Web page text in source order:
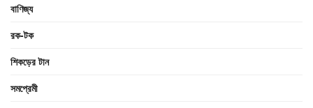
বাণিজ্য
রক-টক
শিকড়ের টান
সমপ্রেমী